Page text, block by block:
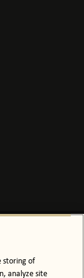
storing of
analyze site